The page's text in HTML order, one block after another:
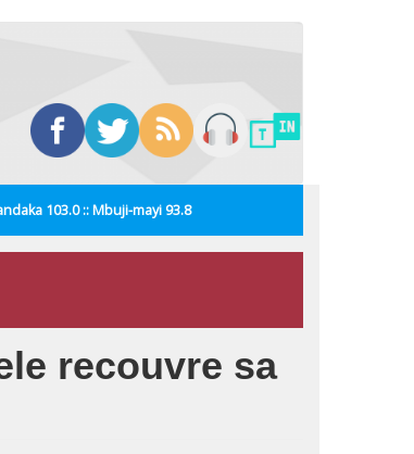
103.0 :: Mbuji-mayi 93.8
recouvre sa